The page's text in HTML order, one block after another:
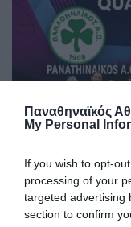
Παναθηναϊκός
My Personal
If you wish to opt-
processing of your
targeted advertising
section to confirm
Η κλήρωση
Women